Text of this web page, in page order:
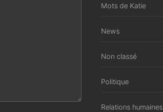
Mots de Katie
News
Non classé
Politique
Relations humaines